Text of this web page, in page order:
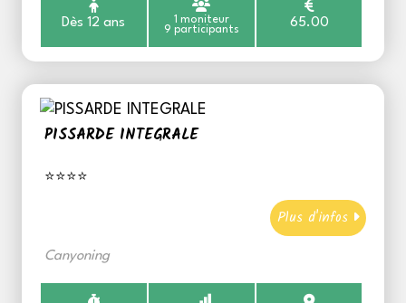
Dès 12 ans
1 moniteur
9 participants
65.00
PISSARDE INTEGRALE
⭐⭐⭐⭐
Plus d'infos
Canyoning